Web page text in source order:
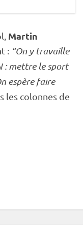
Martin
: “On y travaille
: mettre le sport
espère faire
les colonnes de